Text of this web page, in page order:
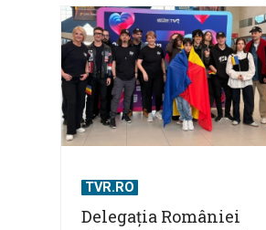
TVR.RO
Delegaţia României